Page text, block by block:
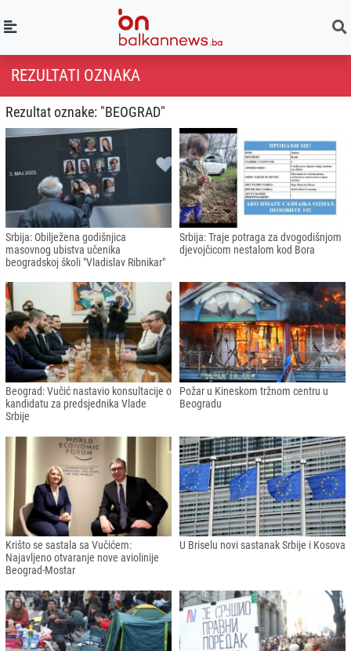
REZULTATI OZNAKA
Rezultat oznake: "BEOGRAD"
Srbija: Obilježena godišnjica
masovnog ubistva učenika
beogradskoj školi "Vladislav Ribnikar"
Srbija: Traje potraga za dvogodišnjom
djevojčicom nestalom kod Bora
Beograd: Vučić nastavio konsultacije o
kandidatu za predsjednika Vlade
Srbije
Požar u Kineskom tržnom centru u
Beogradu
Krišto se sastala sa Vučićem:
Najavljeno otvaranje nove aviolinije
Beograd-Mostar
U Briselu novi sastanak Srbije i Kosova